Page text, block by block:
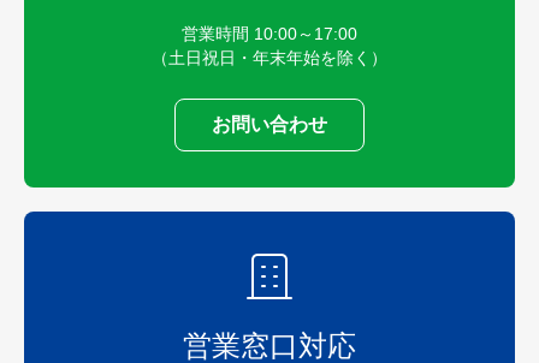
営業時間 10:00～17:00
（土日祝日・年末年始を除く）
お問い合わせ
営業窓口対応